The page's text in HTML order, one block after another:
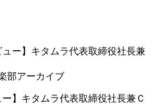
部アーカイブ
ー】キタムラ代表取締役社長兼Ｃ